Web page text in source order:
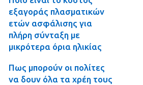
εξαγοράς πλασματικών
ετών ασφάλισης για
πλήρη σύνταξη με
μικρότερα όρια ηλικίας
Πως μπορούν οι πολίτες
να δουν όλα τα χρέη τους